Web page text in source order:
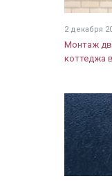
2 декабря
Монтаж
коттеджа